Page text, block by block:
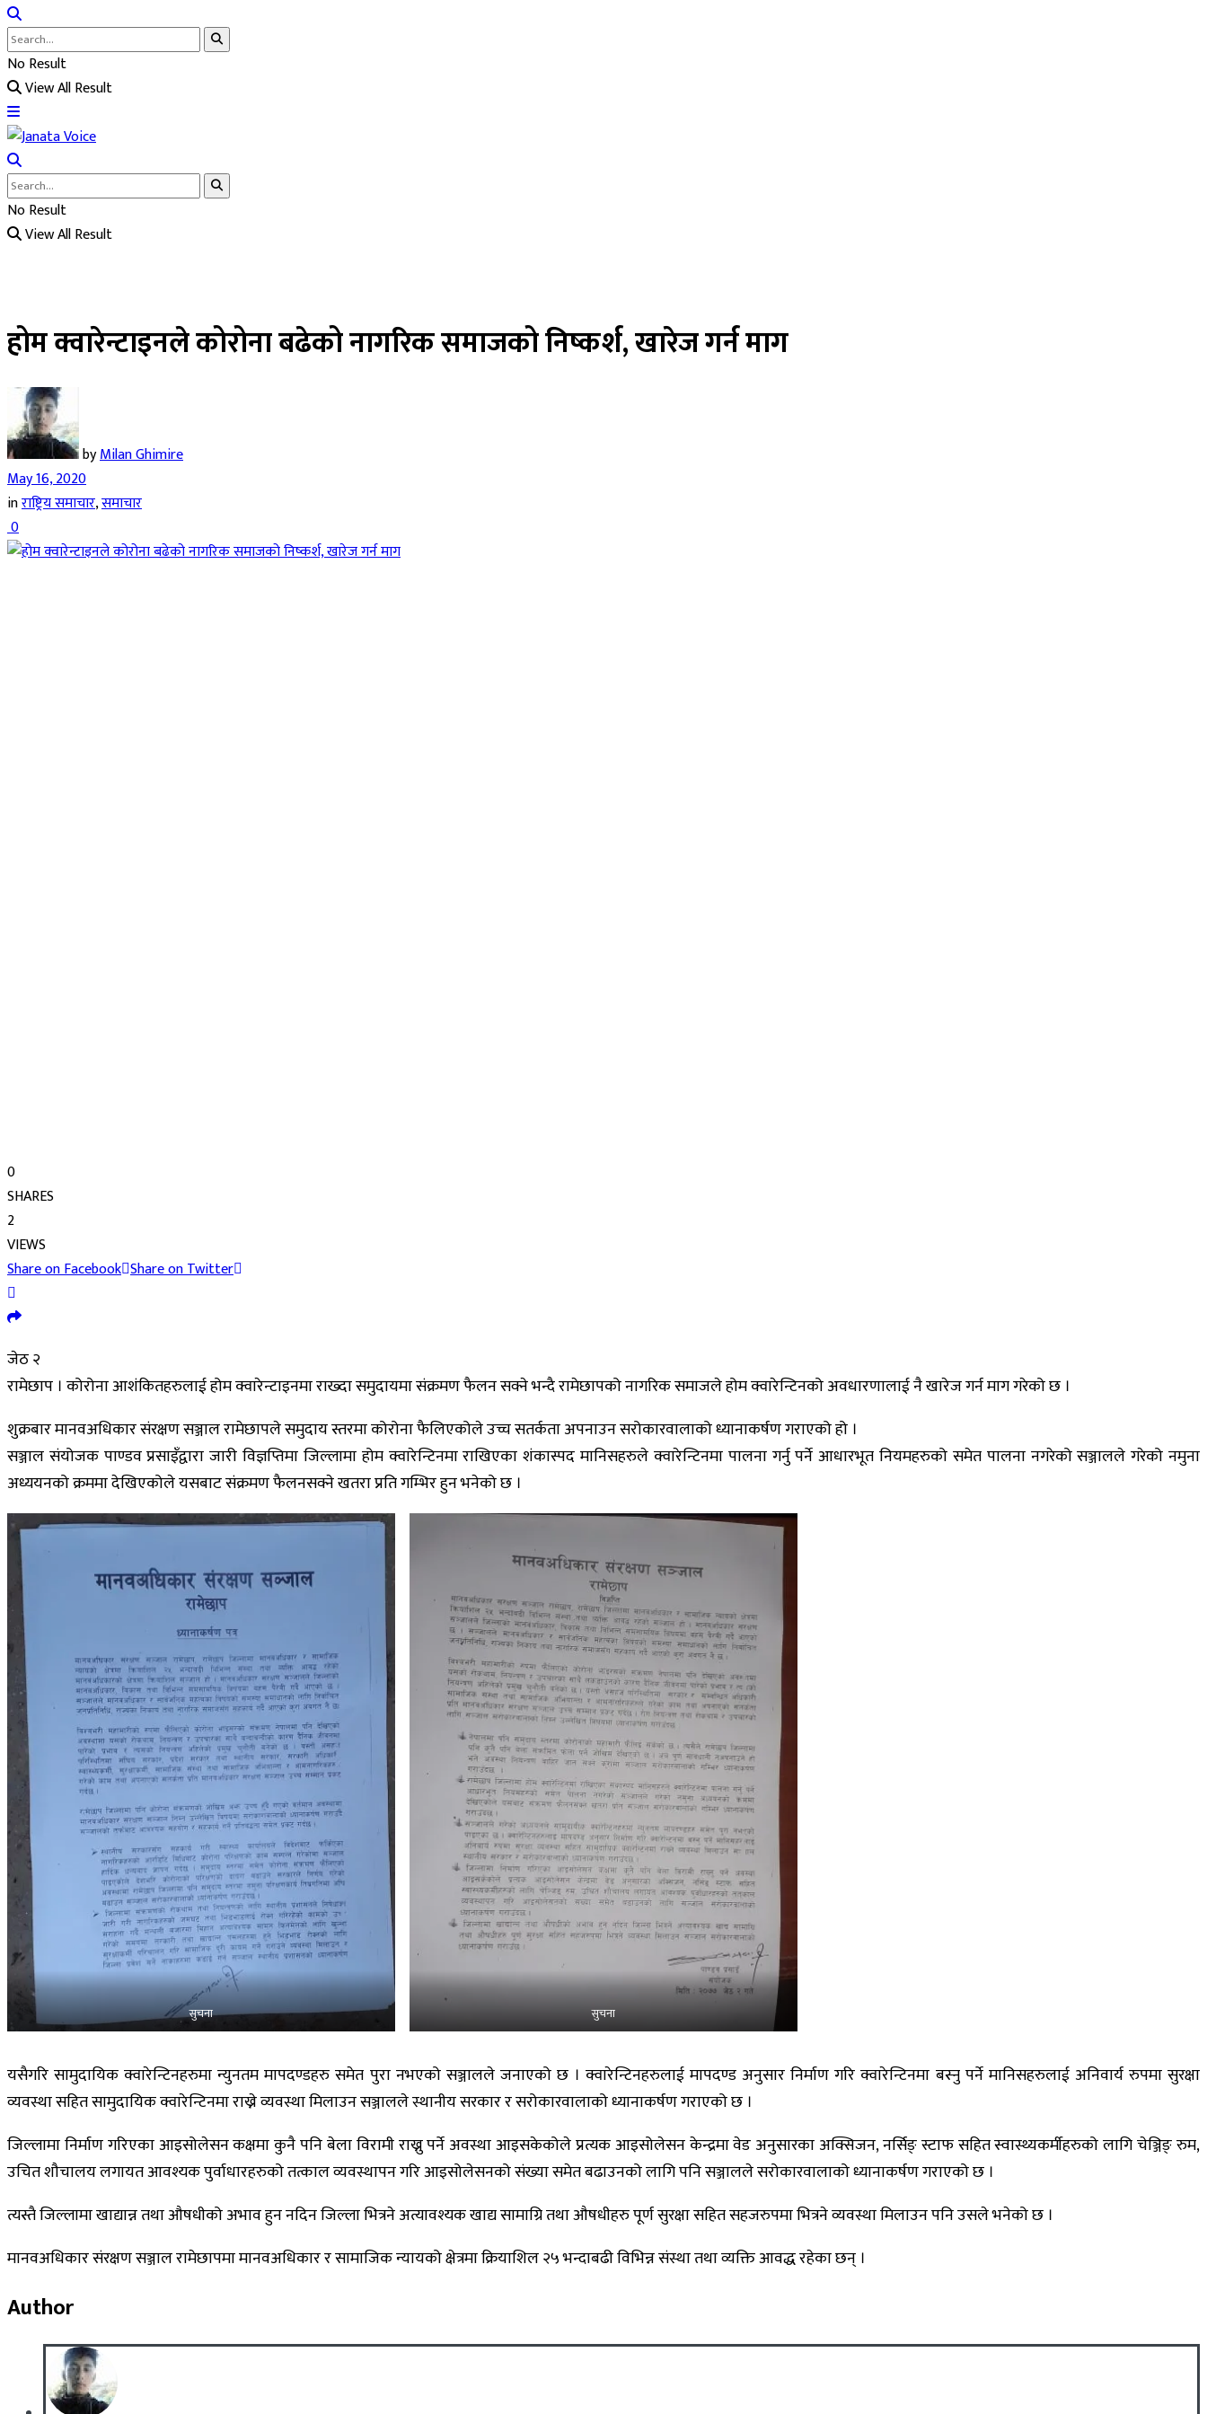
No Result
View All Result
No Result
View All Result
होम क्वारेन्टाइनले कोरोना बढेको नागरिक समाजको निष्कर्श, खारेज गर्न माग
byMilan Ghimire
May 16, 2020
inराष्ट्रिय समाचार,समाचार
0
0
SHARES
2
VIEWS
Share on Facebook Share on Twitter
जेठ २
रामेछाप । कोरोना आशंकितहरुलाई होम क्वारेन्टाइनमा राख्दा समुदायमा संक्रमण फैलन सक्ने भन्दै रामेछापको नागरिक समाजले होम क्वारेन्टिनको अवधारणालाई नै खारेज गर्न माग गरेको छ ।
शुक्रबार मानवअधिकार संरक्षण सञ्जाल रामेछापले समुदाय स्तरमा कोरोना फैलिएकोले उच्च सतर्कता अपनाउन सरोकारवालाको ध्यानाकर्षण गराएको हो ।
सञ्जाल संयोजक पाण्डव प्रसाइँद्वारा जारी विज्ञप्तिमा जिल्लामा होम क्वारेन्टिनमा राखिएका शंकास्पद मानिसहरुले क्वारेन्टिनमा पालना गर्नु पर्ने आधारभूत नियमहरुको समेत पालना नगरेको सञ्जालले गरेको नमुना
अध्ययनको क्रममा देखिएकोले यसबाट संक्रमण फैलनसक्ने खतरा प्रति गम्भिर हुन भनेको छ ।
सुचना सुचना
यसैगरि सामुदायिक क्वारेन्टिनहरुमा न्युनतम मापदण्डहरु समेत पुरा नभएको सञ्जालले जनाएको छ । क्वारेन्टिनहरुलाई मापदण्ड अनुसार निर्माण गरि क्वारेन्टिनमा बस्नु पर्ने मानिसहरुलाई अनिवार्य रुपमा सुरक्षा
व्यवस्था सहित सामुदायिक क्वारेन्टिनमा राख्ने व्यवस्था मिलाउन सञ्जालले स्थानीय सरकार र सरोकारवालाको ध्यानाकर्षण गराएको छ ।
जिल्लामा निर्माण गरिएका आइसोलेसन कक्षमा कुनै पनि बेला विरामी राख्नु पर्ने अवस्था आइसकेकोले प्रत्यक आइसोलेसन केन्द्रमा वेड अनुसारका अक्सिजन, नर्सिङ् स्टाफ सहित स्वास्थ्यकर्मीहरुको लागि चेञ्जिङ् रुम,
उचित शौचालय लगायत आवश्यक पुर्वाधारहरुको तत्काल व्यवस्थापन गरि आइसोलेसनको संख्या समेत बढाउनको लागि पनि सञ्जालले सरोकारवालाको ध्यानाकर्षण गराएको छ ।
त्यस्तै जिल्लामा खाद्यान्न तथा औषधीको अभाव हुन नदिन जिल्ला भित्रने अत्यावश्यक खाद्य सामाग्रि तथा औषधीहरु पूर्ण सुरक्षा सहित सहजरुपमा भित्रने व्यवस्था मिलाउन पनि उसले भनेको छ ।
मानवअधिकार संरक्षण सञ्जाल रामेछापमा मानवअधिकार र सामाजिक न्यायको क्षेत्रमा क्रियाशिल २५ भन्दाबढी विभिन्न संस्था तथा व्यक्ति आवद्ध रहेका छन् ।
Author